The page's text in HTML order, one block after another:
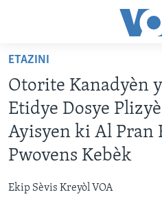
Skip
main
content
Skip
to
main
Skip
LÈZETAZINI
AMERIK LATIN
ENTÈNASYONAL
FLASHPOINT IKRÈN
ETAZINI
Otorite Kanadyèn
Etidye Dosye
Ayisyen ki Al Pran
Pwovens Kebèk
Ekip Sèvis Kreyòl VOA